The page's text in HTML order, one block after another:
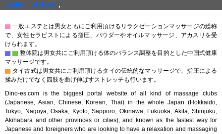
station of Asahi,
▇ 一般エステとは男女ともにご利用頂けるリラクゼーションマッサージの総称
で、女性セラピストによる指圧、パウダーやオイルマッサージ、アカスリを受
けられます。
▇ ▇ 整体院は男女共にご利用頂ける体のバランス調整を目的とした中国式健康
マッサージです。
▇ タイ古式は男女共にご利用頂けるタイの伝統的なマッサージで、指圧による
揉みだけでなく四肢を曲げ伸ばすストレッチも行います。
Dino-es.com is the biggest portal website of all kind of massage clubs
(Japanese, Asian, Chinese, Korean, Thai) in the whole Japan (Hokkaido,
Tokyo, Nagoya, Osaka, Kyoto, Sapporo, Okinawa, Fukuoka, Akita, Shinjuku,
Akihabara and other provinces or cities), and known as the fastest way for
Japanese and foreigners who are looking to have a relaxation and massaging